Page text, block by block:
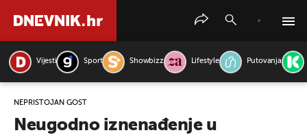
Vijesti Sport Showbizz Lifestyle Putovanja
NEPRISTOJAN GOST
Neugodno iznenađenje u
PRETRAŽITE VIJESTI